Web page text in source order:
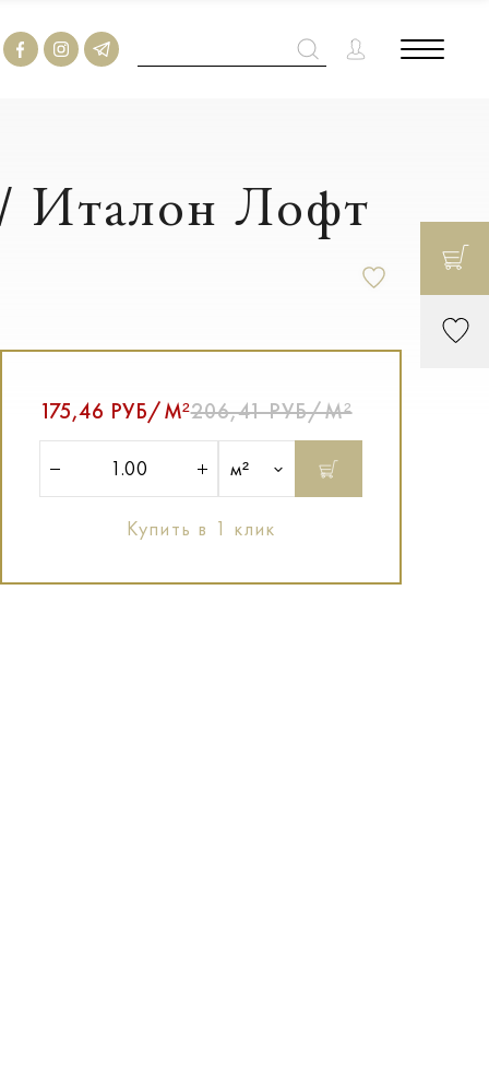
Италон Лофт
175,46 РУБ/М²206,41 РУБ/М²
м²
Купить в 1 клик